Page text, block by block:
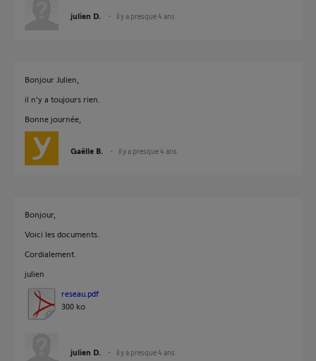
julien D. il y a presque 4 ans
Bonjour Julien,
il n'y a toujours rien.
Bonne journée,
Gaëlle B. il y a presque 4 ans
Bonjour,
Voici les documents.
Cordialement.
julien
reseau.pdf
300 ko
julien D. il y a presque 4 ans